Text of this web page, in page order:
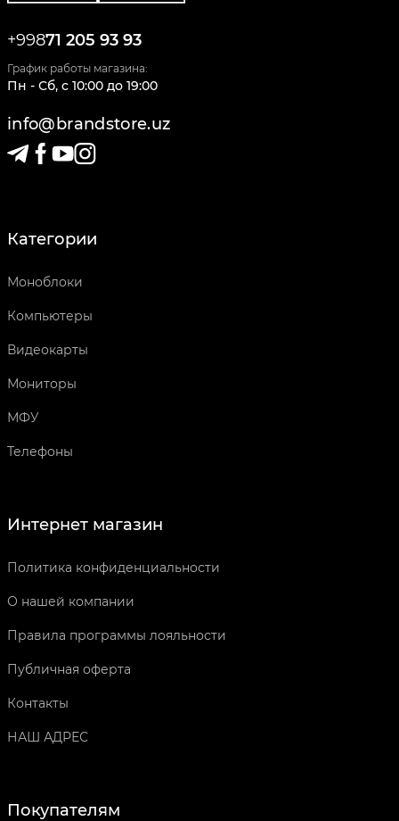
+99871 205 93 93
График работы магазина:
Пн - Сб, c 10:00 до 19:00
info@brandstore.uz
Категории
Моноблоки
Компьютеры
Видеокарты
Мониторы
МФУ
Телефоны
Интернет магазин
Политика конфиденциальности
О нашей компании
Правила программы лояльности
Публичная оферта
Контакты
НАШ АДРЕС
Покупателям